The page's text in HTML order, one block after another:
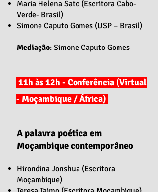
Maria Helena Sato (Escritora Cabo-
Verde- Brasil)
Simone Caputo Gomes (USP – Brasil)
Mediação: Simone Caputo Gomes
11h às 12h - Conferência (Virtual
- Moçambique / África)
A palavra poética em
Moçambique contemporâneo
Hirondina Jonshua (Escritora
Moçambique)